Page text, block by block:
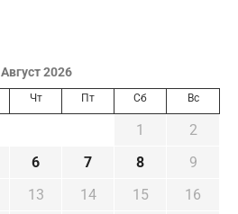
Август 2026
Чт Пт Сб Вс
1
2
6 7 8
9
13 14 15
16